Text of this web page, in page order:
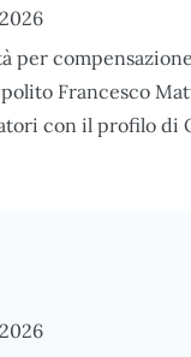
per
Francesco
con il profilo di